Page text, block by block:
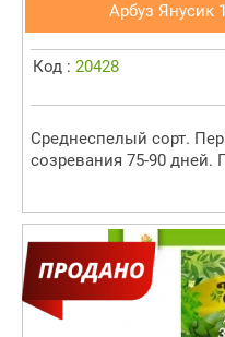
Арбуз Янусик
Код : 20428
Среднеспелый сорт.
созревания 75-90 дней.